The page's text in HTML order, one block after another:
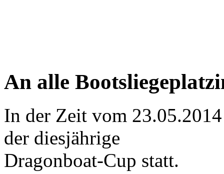
An alle
In der Zeit vom
der diesjährige
Dragonboat-Cup statt.